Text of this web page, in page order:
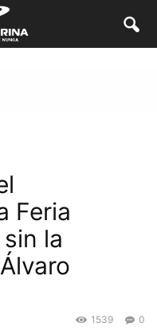
Feria
la
0
1539